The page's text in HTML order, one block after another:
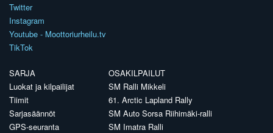
Twitter
Instagram
Youtube - Moottoriurheilu.tv
TikTok
SARJA
Luokat ja kilpailijat
Tiimit
Sarjasäännöt
GPS-seuranta
OSAKILPAILUT
SM Ralli Mikkeli
61. Arctic Lapland Rally
SM Auto Sorsa Riihimäki-ralli
SM Imatra Ralli